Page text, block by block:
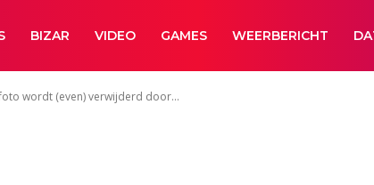
BIZAR VIDEO GAMES WEERBERICHT
wordt (even) verwijderd door...